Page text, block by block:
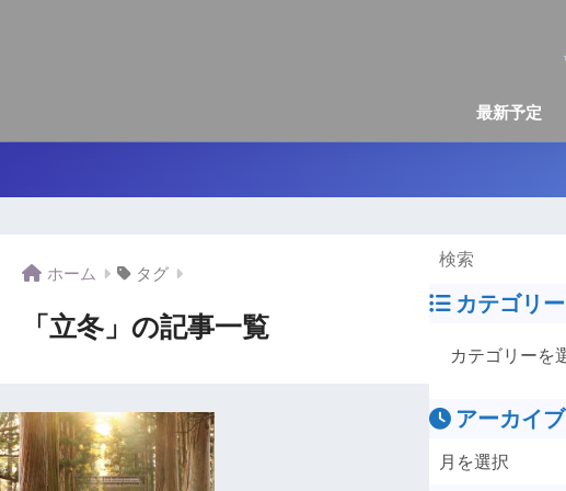
最新予定
ホーム タグ
「立冬」の記事一覧
カテゴリー
アーカイブ